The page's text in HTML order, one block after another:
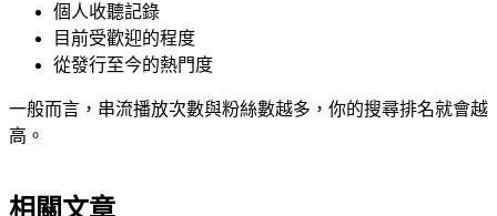
個人收聽記錄
目前受歡迎的程度
從發行至今的熱門度
一般而言，串流播放次數與粉絲數越多，你的搜尋排名就會越
高。
相關文章